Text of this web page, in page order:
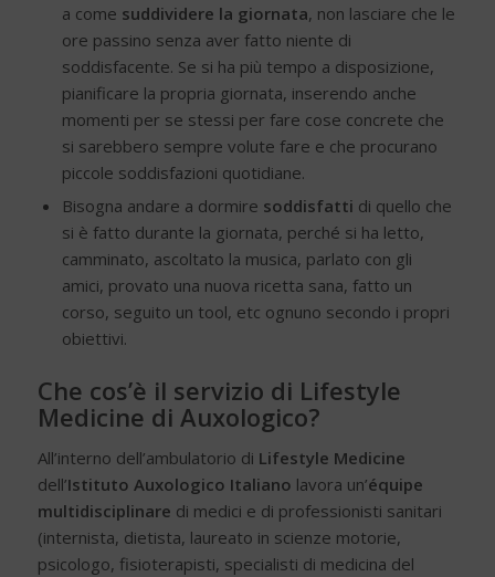
a come suddividere la giornata, non lasciare che le
ore passino senza aver fatto niente di
soddisfacente. Se si ha più tempo a disposizione,
pianificare la propria giornata, inserendo anche
momenti per se stessi per fare cose concrete che
si sarebbero sempre volute fare e che procurano
piccole soddisfazioni quotidiane.
Bisogna andare a dormire soddisfatti di quello che
si è fatto durante la giornata, perché si ha letto,
camminato, ascoltato la musica, parlato con gli
amici, provato una nuova ricetta sana, fatto un
corso, seguito un tool, etc ognuno secondo i propri
obiettivi.
Che cos’è il servizio di Lifestyle
Medicine di Auxologico?
All’interno dell’ambulatorio di Lifestyle Medicine
dell’Istituto Auxologico Italiano lavora un’équipe
multidisciplinare di medici e di professionisti sanitari
(internista, dietista, laureato in scienze motorie,
psicologo, fisioterapisti, specialisti di medicina del